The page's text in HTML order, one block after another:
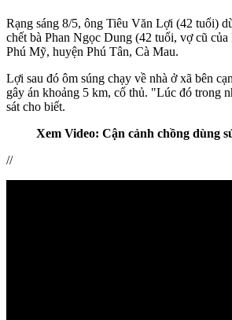
Rạng sáng 8/5, ông Tiêu Văn Lợi (42 tuổi)
chết bà Phan Ngọc Dung (42 tuổi, vợ cũ
Phú Mỹ, huyện Phú Tân, Cà Mau.
Lợi sau đó ôm súng chạy về nhà ở xã bên
gây án khoảng 5 km, cố thủ. "Lúc đó trong
sát cho biết.
Xem Video: Cận cảnh chồng dùng
//